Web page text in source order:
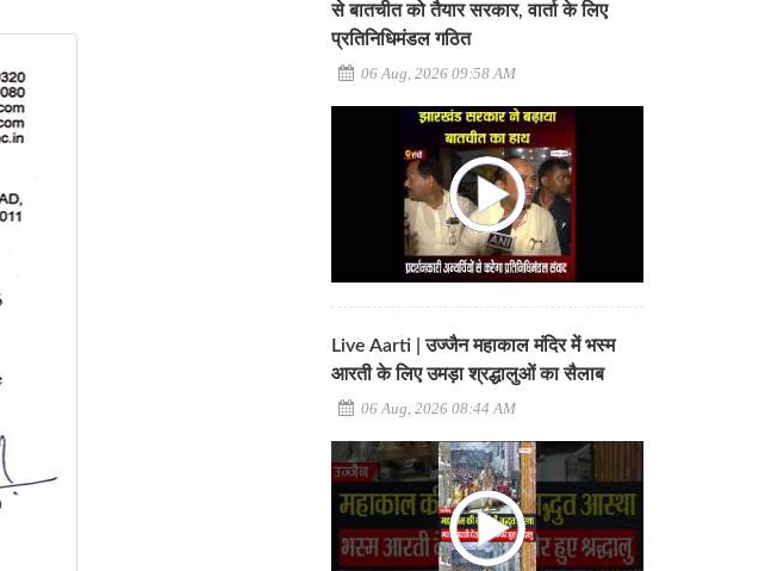
से बातचीत को तैयार सरकार, वार्ता के लिए
प्रतिनिधिमंडल गठित
06 Aug, 2026 09:58 AM
Live Aarti | उज्जैन महाकाल मंदिर में भस्म
आरती के लिए उमड़ा श्रद्धालुओं का सैलाब
06 Aug, 2026 08:44 AM